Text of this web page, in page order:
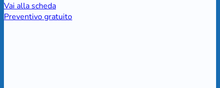
Vai alla scheda
Preventivo gratuito